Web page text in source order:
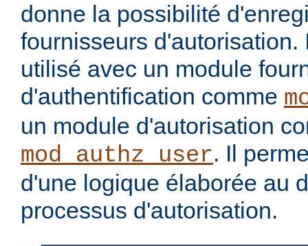
donne la possibilité
fournisseurs d'autorisation.
utilisé avec un module
d'authentification comme
un module d'autorisation
mod_authz_user. Il
d'une logique élaborée au
processus d'autorisation.